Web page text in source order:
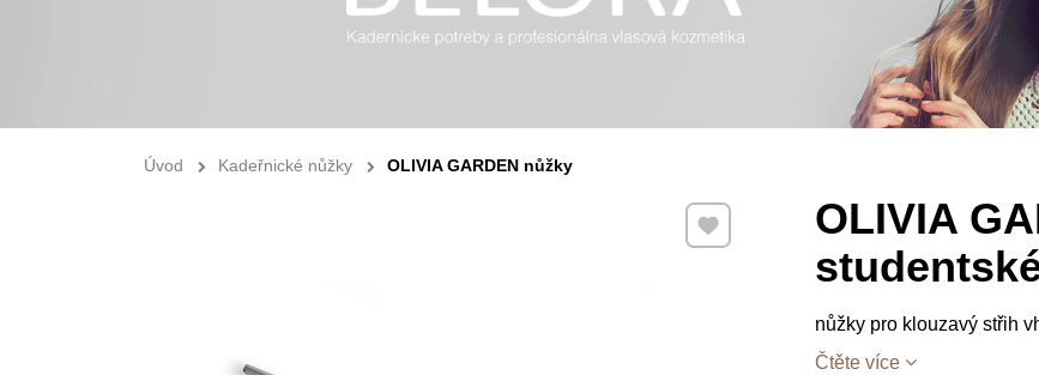
Úvod Kadeřnické nůžky OLIVIA GARDEN nůžky
OLIVIA
nůžky pro klouzavý střih
Čtěte více
Přidat k Oblíbeným